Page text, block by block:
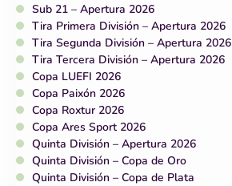
Sub 21 – Apertura 2026
Tira Primera División – Apertura 2026
Tira Segunda División – Apertura 2026
Tira Tercera División – Apertura 2026
Copa LUEFI 2026
Copa Paixón 2026
Copa Roxtur 2026
Copa Ares Sport 2026
Quinta División – Apertura 2026
Quinta División – Copa de Oro
Quinta División – Copa de Plata